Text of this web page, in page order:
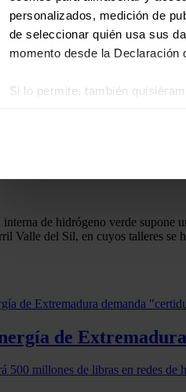
personalizados, medición de
de seleccionar quién usa sus
momento desde la Declaración
Si lo permite, también
y analizar el tráfico. Además,
este año por su implicación con el
utilizando un motor de hidrógeno
interna de
las vías de este motor de
por donde circulará el
ser de aplicación directa en
Desde ITJ y CIUDEN se espera,
de hidrógeno verde
Valle del Sil, en cuyos talleres
de